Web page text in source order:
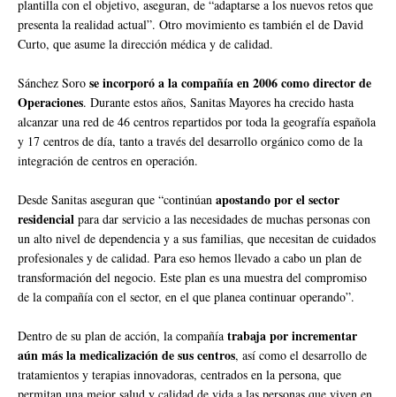
plantilla con el objetivo, aseguran, de “adaptarse a los nuevos retos que
presenta la realidad actual”. Otro movimiento es también el de David
Curto, que asume la dirección médica y de calidad.
Sánchez Soro se incorporó a la compañía en 2006 como director de
Operaciones. Durante estos años, Sanitas Mayores ha crecido hasta
alcanzar una red de 46 centros repartidos por toda la geografía española
y 17 centros de día, tanto a través del desarrollo orgánico como de la
integración de centros en operación.
Desde Sanitas aseguran que “continúan apostando por el sector
residencial para dar servicio a las necesidades de muchas personas con
un alto nivel de dependencia y a sus familias, que necesitan de cuidados
profesionales y de calidad. Para eso hemos llevado a cabo un plan de
transformación del negocio. Este plan es una muestra del compromiso
de la compañía con el sector, en el que planea continuar operando”.
Dentro de su plan de acción, la compañía trabaja por incrementar
aún más la medicalización de sus centros, así como el desarrollo de
tratamientos y terapias innovadoras, centrados en la persona, que